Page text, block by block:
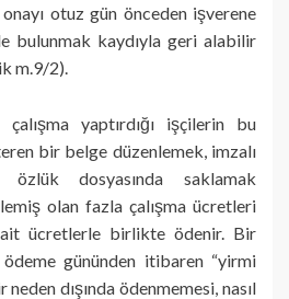
otuz gün önceden işverene
bulun­mak kaydıyla geri alabilir
m.9/2).
yaptırdığı işçilerin bu
bir belge düzenlemek, imzalı
dosyasında saklamak
olan fazla çalışma ücretleri
ait ücretlerle birlikte ödenir. Bir
gü­nünden itibaren “yirmi
neden dışında ödenmemesi, nasıl